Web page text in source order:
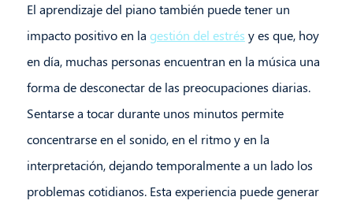
El aprendizaje del piano también puede tener un
impacto positivo en la gestión del estrés y es que, hoy
en día, muchas personas encuentran en la música una
forma de desconectar de las preocupaciones diarias.
Sentarse a tocar durante unos minutos permite
concentrarse en el sonido, en el ritmo y en la
interpretación, dejando temporalmente a un lado los
problemas cotidianos. Esta experiencia puede generar